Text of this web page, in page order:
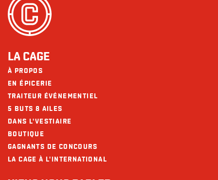
LA CAGE
À PROPOS
EN ÉPICERIE
TRAITEUR ÉVÉNEMENTIEL
5 BUTS 8 AILES
DANS L'VESTIAIRE
BOUTIQUE
GAGNANTS DE CONCOURS
LA CAGE À L'INTERNATIONAL